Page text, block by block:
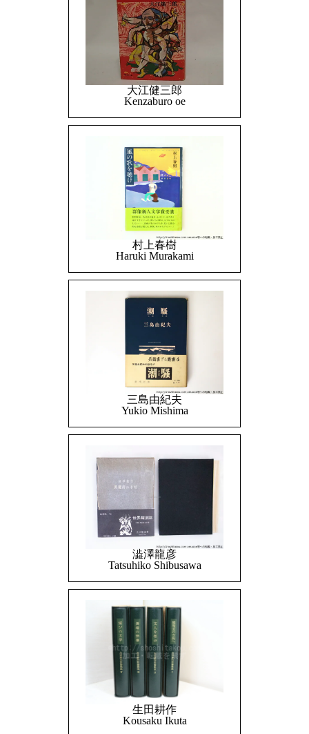
大江健三郎
Kenzaburo oe
村上春樹
Haruki Murakami
三島由紀夫
Yukio Mishima
澁澤龍彦
Tatsuhiko Shibusawa
生田耕作
Kousaku Ikuta